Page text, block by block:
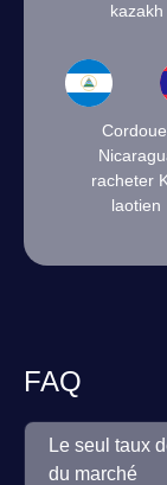
kazakh
Cordoue,
racheter
laotien
FAQ
Le seul taux
du marché